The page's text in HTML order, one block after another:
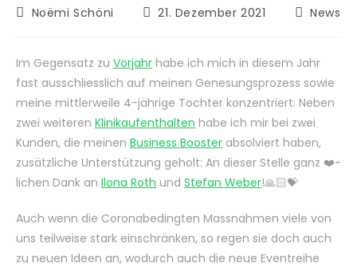
Beitrags-
Noëmi Schöni
Beitrag
21. Dezember 2021
Beitrags-
News
Im Gegensatz zu Vorjahr habe ich mich in diesem Jahr
fast ausschliesslich auf meinen Genesungsprozess sowie
meine mittlerweile 4-jährige Tochter konzentriert: Neben
zwei weiteren Klinikaufenthalten habe ich mir bei zwei
Kunden, die meinen Business Booster absolviert haben,
zusätzliche Unterstützung geholt: An dieser Stelle ganz ❤️-
lichen Dank an Ilona Roth und Stefan Weber!🙏🏻💝
Auch wenn die Coronabedingten Massnahmen viele von
uns teilweise stark einschränken, so regen sie doch auch
zu neuen Ideen an, wodurch auch die neue Eventreihe